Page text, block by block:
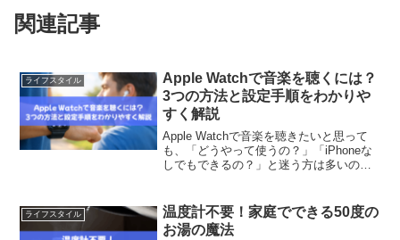
関連記事
ライフスタイル
Apple Watchで音楽を聴くには？
3つの方法と設定手順をわかりや
すく解説
Apple Watchで音楽を聴きたいと思って
も、「どうやって使うの？」「iPhoneな
しでもできるの？」と迷う方は多いので
いと本来の性能を活かしきれません...
ライフスタイル
温度計不要！家庭でできる50度の
お湯の魔法